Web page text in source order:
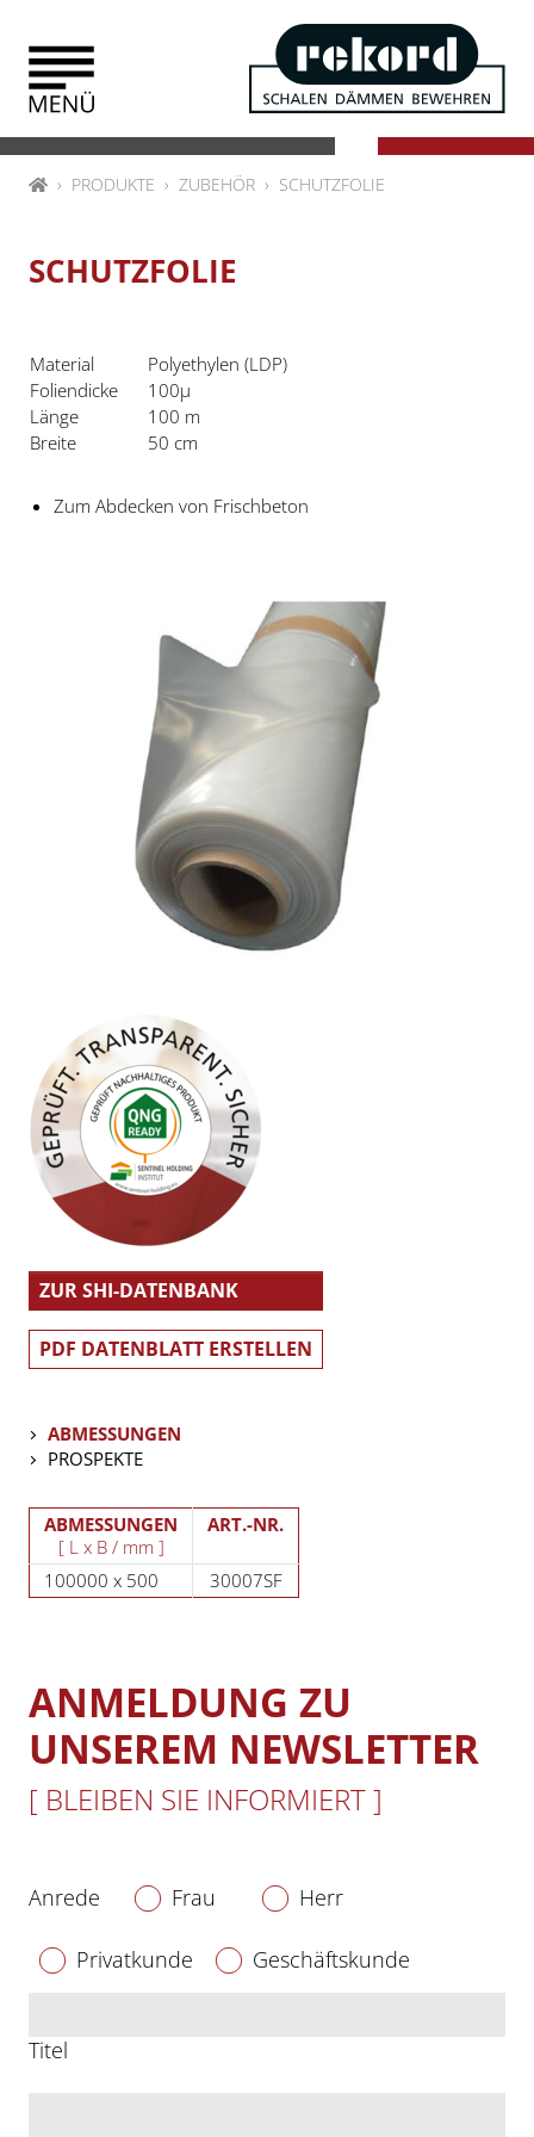
HOMEPRODUKTE ZUBEHÖR SCHUTZFOLIE
SCHUTZFOLIE
Material
Polyethylen (LDP)
Foliendicke
100µ
Länge
100 m
Breite
50 cm
Zum Abdecken von Frischbeton
ZUR SHI-DATENBANK
PDF DATENBLATT ERSTELLEN
ABMESSUNGEN
PROSPEKTE
ABMESSUNGEN
ART.-NR.
[ L x B / mm ]
100000 x 500
30007SF
ANMELDUNG ZU
UNSEREM NEWSLETTER
[ BLEIBEN SIE INFORMIERT ]
Anrede Frau Herr
Privatkunde Geschäftskunde
Titel